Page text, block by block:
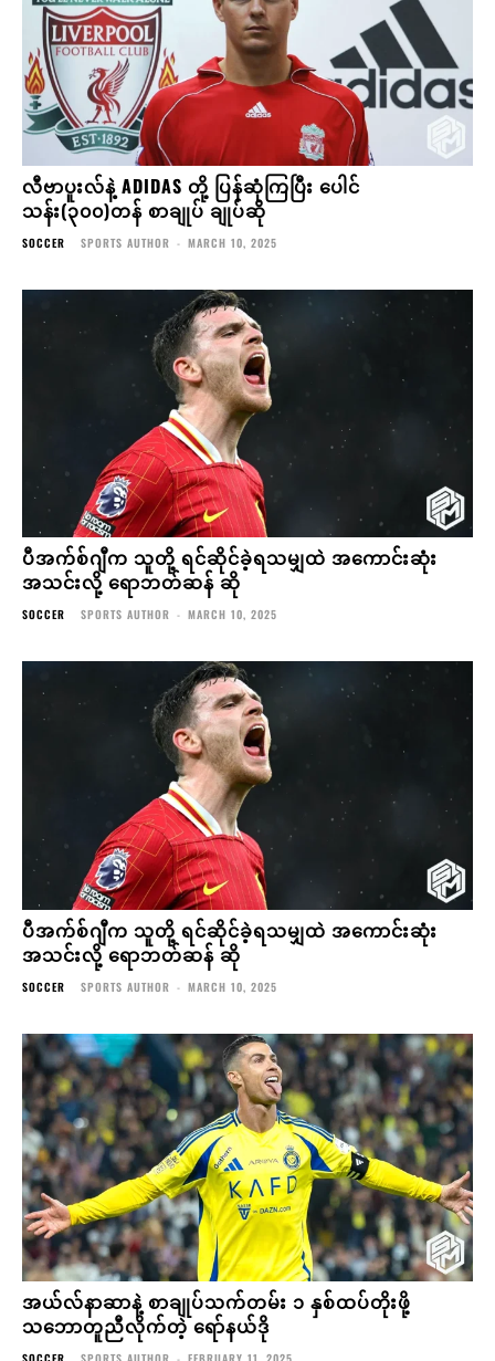
လီဗာပူးလ်နဲ့ ADIDAS တို့ ပြန်ဆုံကြပြီး ပေါင်
သန်း(၃၀၀)တန် စာချုပ် ချုပ်ဆို
SOCCER SPORTS AUTHOR - MARCH 10, 2025
ပီအက်စ်ဂျီက သူတို့ ရင်ဆိုင်ခဲ့ရသမျှထဲ အကောင်းဆုံး
အသင်းလို့ ရောဘတ်ဆန် ဆို
SOCCER SPORTS AUTHOR - MARCH 10, 2025
ပီအက်စ်ဂျီက သူတို့ ရင်ဆိုင်ခဲ့ရသမျှထဲ အကောင်းဆုံး
အသင်းလို့ ရောဘတ်ဆန် ဆို
SOCCER SPORTS AUTHOR - MARCH 10, 2025
အယ်လ်နာဆာနဲ့ စာချုပ်သက်တမ်း ၁ နှစ်ထပ်တိုးဖို့
သဘောတူညီလိုက်တဲ့ ရော်နယ်ဒို